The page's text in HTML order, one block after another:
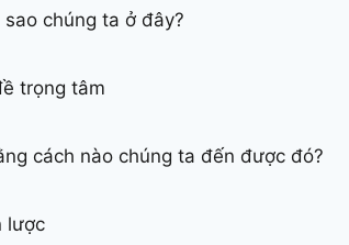
sao chúng ta ở đây?
trọng tâm
cách nào chúng ta đến được đó?
lược